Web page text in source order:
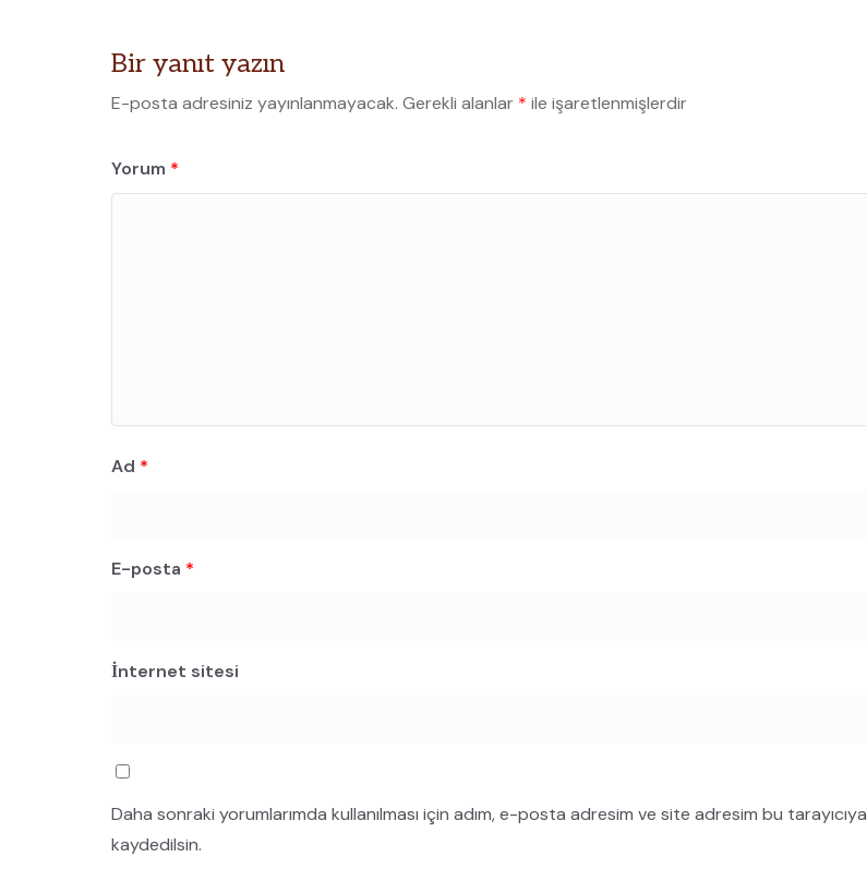
Bir yanıt yazın
E-posta adresiniz yayınlanmayacak. Gerekli alanlar * ile işaretlenmişlerdir
Yorum *
Ad *
E-posta *
İnternet sitesi
Daha sonraki yorumlarımda kullanılması için adım, e-posta adresim ve site adresim bu tarayıcıya
kaydedilsin.